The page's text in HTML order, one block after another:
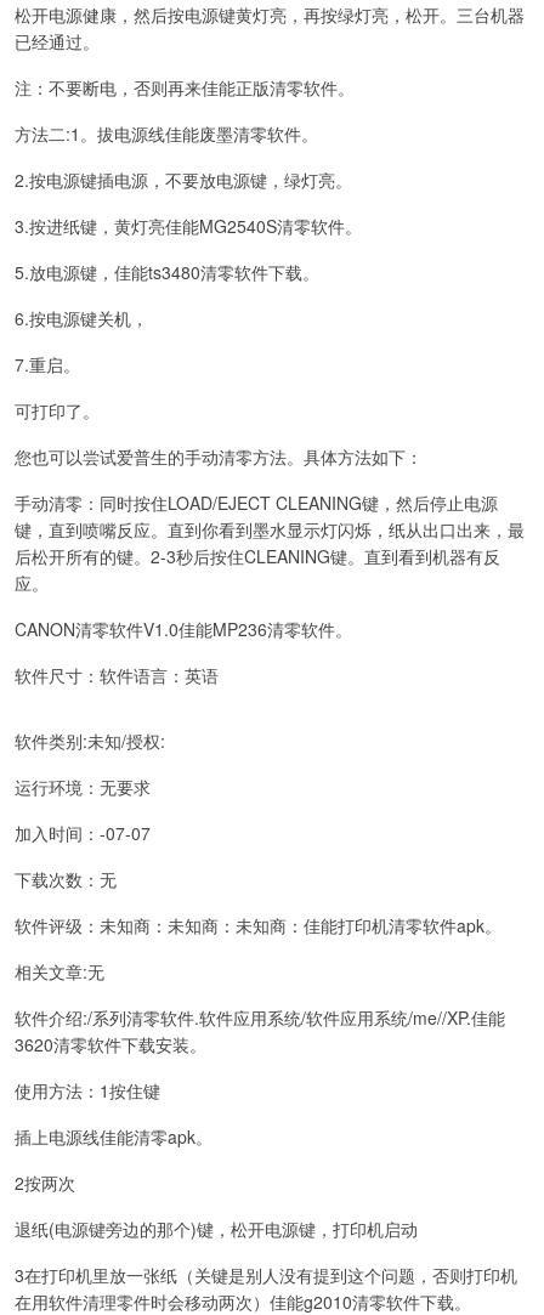
松开电源健康，然后按电源键黄灯亮，再按绿灯亮，松开。三台机器
已经通过。
注：不要断电，否则再来佳能正版清零软件。
方法二:1。拔电源线佳能废墨清零软件。
2.按电源键插电源，不要放电源键，绿灯亮。
3.按进纸键，黄灯亮佳能MG2540S清零软件。
5.放电源键，佳能ts3480清零软件下载。
6.按电源键关机，
7.重启。
可打印了。
您也可以尝试爱普生的手动清零方法。具体方法如下：
手动清零：同时按住LOAD/EJECT CLEANING键，然后停止电源
键，直到喷嘴反应。直到你看到墨水显示灯闪烁，纸从出口出来，最
后松开所有的键。2-3秒后按住CLEANING键。直到看到机器有反
应。
CANON清零软件V1.0佳能MP236清零软件。
软件尺寸：软件语言：英语
软件类别:未知/授权:
运行环境：无要求
加入时间：-07-07
下载次数：无
软件评级：未知商：未知商：未知商：佳能打印机清零软件apk。
相关文章:无
软件介绍:/系列清零软件.软件应用系统/软件应用系统/me//XP.佳能
3620清零软件下载安装。
使用方法：1按住键
插上电源线佳能清零apk。
2按两次
退纸(电源键旁边的那个)键，松开电源键，打印机启动
3在打印机里放一张纸（关键是别人没有提到这个问题，否则打印机
在用软件清理零件时会移动两次）佳能g2010清零软件下载。